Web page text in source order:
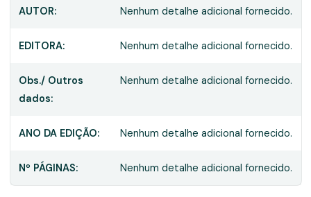
AUTOR: Nenhum detalhe adicional fornecido.
EDITORA: Nenhum detalhe adicional fornecido.
Obs./ Outros
dados:
Nenhum detalhe adicional fornecido.
ANO DA EDIÇÃO: Nenhum detalhe adicional fornecido.
Nº PÁGINAS: Nenhum detalhe adicional fornecido.